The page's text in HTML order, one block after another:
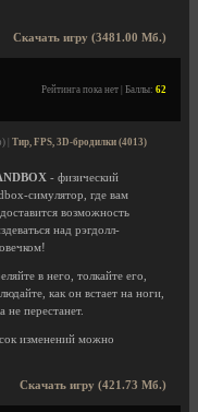
Скачать игру (3481.00 Мб.)
Рейтинга пока нет | Баллы: 62
| Тир, FPS, 3D-бродилки (4013)
- физический
симулятор, где вам
возможность
над рэгдолл-
в него, толкайте его,
как он встает на ноги,
не перестанет.
изменений можно
Скачать игру (421.73 Мб.)